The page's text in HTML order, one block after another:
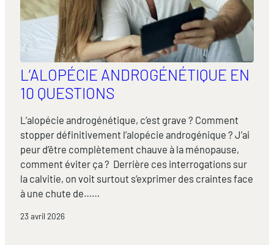
L’ALOPÉCIE ANDROGÉNÉTIQUE EN
10 QUESTIONS
L’alopécie androgénétique, c’est grave ? Comment
stopper définitivement l’alopécie androgénique ? J’ai
peur d’être complètement chauve à la ménopause,
comment éviter ça ? Derrière ces interrogations sur
la calvitie, on voit surtout s’exprimer des craintes face
à une chute de……
23 avril 2026